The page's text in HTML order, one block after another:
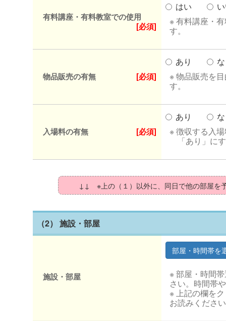
有料講座・有料教室での使用
[必須]
はい
※ 有料講座・
す。
物品販売の有無 [必須]
あり
※ 物品販売を
す。
入場料の有無 [必須]
あり
※ 徴収する入
「あり」に
↓↓ ※上の（１）以外に、同日で他の部屋
（2） 施設・部屋
施設・部屋
※ 部屋・時間
さい。時間帯
※ 上記の欄を
お読みくださ